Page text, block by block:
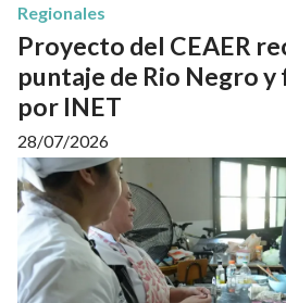
Proyecto del CEAER
puntaje de Rio Negro
por INET
Regionales
28/07/2026